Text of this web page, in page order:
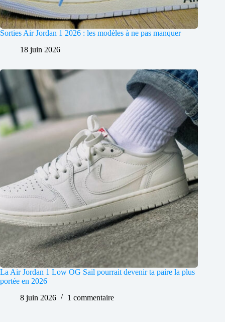
Sorties Air Jordan 1 2026 : les modèles à ne pas manquer
18 juin 2026
La Air Jordan 1 Low OG Sail pourrait devenir ta paire la plus
portée en 2026
8 juin 2026
1 commentaire